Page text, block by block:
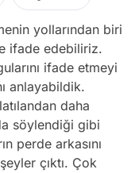
yollarından biri
ifade edebiliriz.
ifade etmeyi
anlayabildik.
daha
söylendiği gibi
perde arkasını
çıktı. Çok